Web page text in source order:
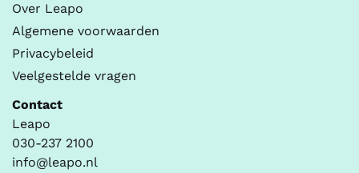
Over Leapo
Algemene voorwaarden
Privacybeleid
Veelgestelde vragen
Contact
Leapo
030-237 2100
info@leapo.nl